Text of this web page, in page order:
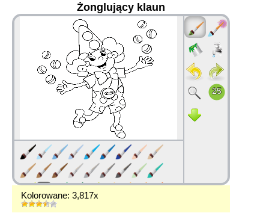
Żonglujący klaun
Kolorowane: 3,817x